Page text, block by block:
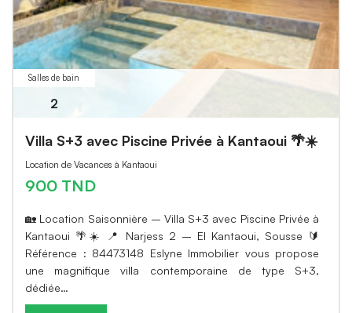
Salles de bain
2
Villa S+3 avec Piscine Privée à Kantaoui 🌴☀️
Location de Vacances à Kantaoui
900 TND
🏡 Location Saisonnière – Villa S+3 avec Piscine Privée à
Kantaoui 🌴☀️ 📍 Narjess 2 – El Kantaoui, Sousse 🔰
Référence : 84473148 Eslyne Immobilier vous propose
une magnifique villa contemporaine de type S+3,
dédiée…